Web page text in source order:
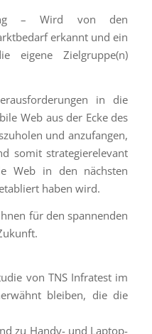
– Wird von den
erkannt und ein
eigene Zielgruppe(n)
in die
Web aus der Ecke des
und anzufangen,
somit strategierelevant
Web in den nächsten
haben wird.
für den spannenden
von TNS Infratest im
bleiben, die die
zu Handy- und Laptop-